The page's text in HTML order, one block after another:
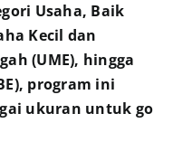
Usaha, Baik
Kecil dan
(UME), hingga
program ini
ukuran untuk go